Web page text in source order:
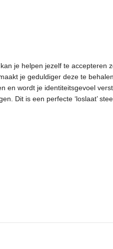
je helpen jezelf te accepteren
je geduldiger deze te
en wordt je identiteitsgevoel
Dit is een perfecte ‘loslaat’